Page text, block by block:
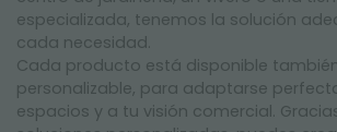
especializada, tenemos la solución
cada necesidad.
Cada producto está disponible
personalizable, para adaptarse
espacios y a tu visión comercial.